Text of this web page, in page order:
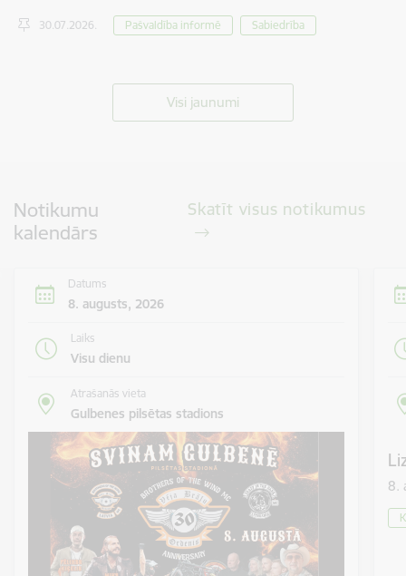
30.07.2026. Pašvaldība informē Sabiedrība
Visi jaunumi
Notikumu
kalendārs
Skatīt visus notikumus
Datums
8. augusts, 2026
Laiks
Visu dienu
Atrašanās vieta
Gulbenes pilsētas stadions
8.